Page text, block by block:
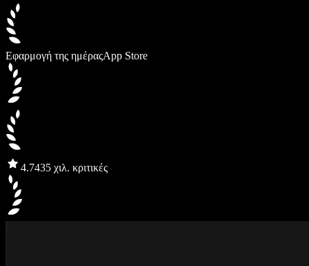
Εφαρμογή της ημέραςApp Store
4.7435 χιλ. κριτικές